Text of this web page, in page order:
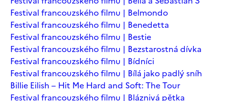
Festival francouzského filmu | Belmondo
Festival francouzského filmu | Benedetta
Festival francouzského filmu | Bestie
Festival francouzského filmu | Bezstarostná dívka
Festival francouzského filmu | Bídníci
Festival francouzského filmu | Bílá jako padlý sníh
Billie Eilish – Hit Me Hard and Soft: The Tour
Festival francouzského filmu | Bláznivá pětka